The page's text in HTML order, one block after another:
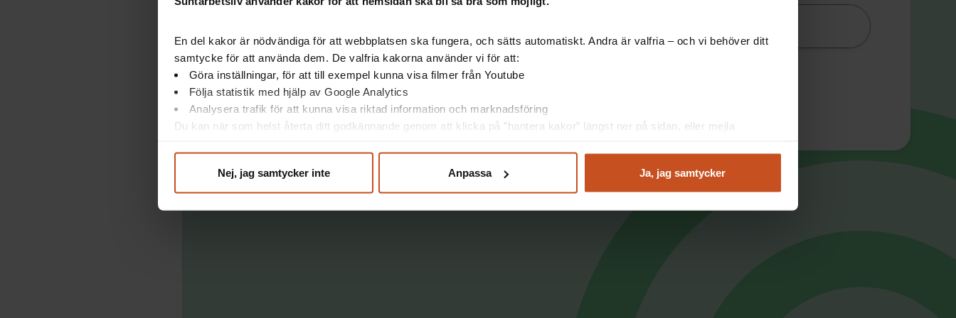
En del kakor är nödvändiga för att webbplatsen ska fungera, och sätts automatiskt. Andra är valfria – och vi behöver ditt
samtycke för att använda dem. De valfria kakorna använder vi för att:
Göra inställningar, för att till exempel kunna visa filmer från Youtube
Följa statistik med hjälp av Google Analytics
Analysera trafik för att kunna visa riktad information och marknadsföring
Du kan när som helst återta ditt godkännande genom att klicka på ”hantera kakor” längst ner på sidan, eller mejla
Nej, jag samtycker inte Anpassa Ja, jag samtycker
Starta aktiviteten